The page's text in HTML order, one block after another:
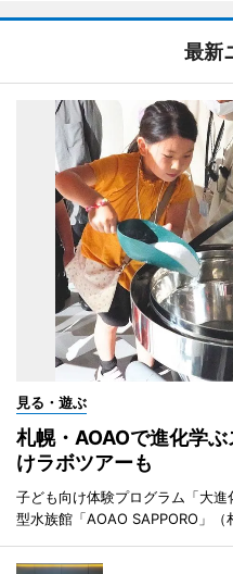
最新
見る・遊ぶ
札幌・AOAOで進化学
けラボツアーも
子ども向け体験プログラム「大
型水族館「AOAO SAPPORO」（